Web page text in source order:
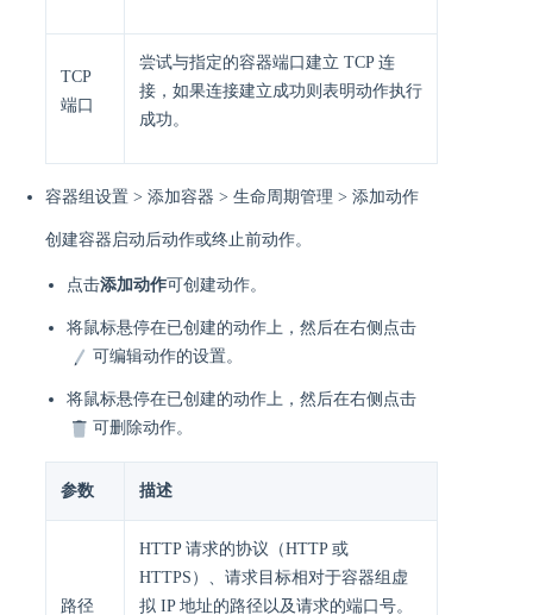
TCP
端口
尝试与指定的容器端口建立 TCP 连
接，如果连接建立成功则表明动作执行
成功。
容器组设置 > 添加容器 > 生命周期管理 > 添加动作
创建容器启动后动作或终止前动作。
点击添加动作可创建动作。
将鼠标悬停在已创建的动作上，然后在右侧点击
可编辑动作的设置。
将鼠标悬停在已创建的动作上，然后在右侧点击
可删除动作。
参数 描述
路径
HTTP 请求的协议（HTTP 或
HTTPS）、请求目标相对于容器组虚
拟 IP 地址的路径以及请求的端口号。